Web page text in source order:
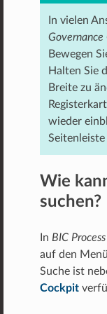
In vielen
Governance
Bewegen
Halten Sie
Breite zu
wieder
Wie
suchen?
In BIC
auf den
Suche ist
Cockpit